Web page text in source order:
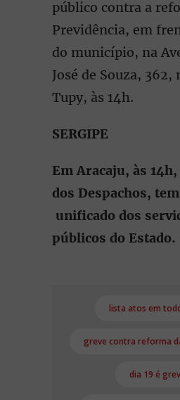
público contra a
Previdência, em
do município, na
José de Souza,
Tupy, às 14h.
SERGIPE
Em Aracaju, às
dos Despachos,
unificado dos
públicos do Estado.
lista atos em
greve contra reforma
dia 19 é